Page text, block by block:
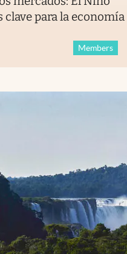
para la economía
Members